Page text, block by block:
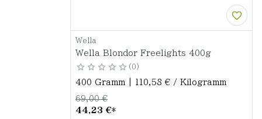
Wella
Wella Blondor Freelights 400g
0
400 Gramm | 110,58 € / Kilogramm
44,23 €*
69,00 €